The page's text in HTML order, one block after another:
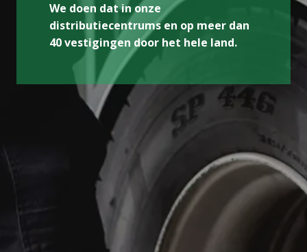
We doen dat in onze
distributiecentrums en op meer dan
40 vestigingen door het hele land.